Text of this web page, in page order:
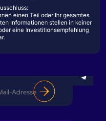
einen Teil oder Ihr gesamtes
Informationen stellen in keiner
eine Investitionsempfehlung